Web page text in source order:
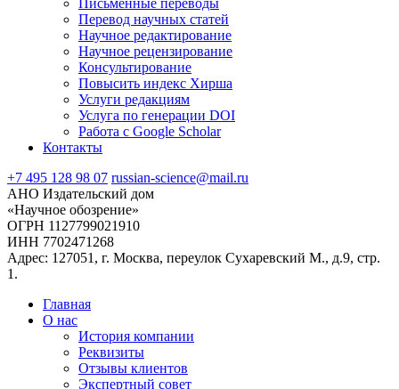
Письменные переводы
Перевод научных статей
Научное редактирование
Научное рецензирование
Консультирование
Повысить индекс Хирша
Услуги редакциям
Услуга по генерации DOI
Работа с Google Scholar
Контакты
+7 495 128 98 07 russian-science@mail.ru
АНО Издательский дом
«Научное обозрение»
ОГРН 1127799021910
ИНН 7702471268
Адрес: 127051, г. Москва, переулок Сухаревский М., д.9, стр.
1.
Главная
О нас
История компании
Реквизиты
Отзывы клиентов
Экспертный совет